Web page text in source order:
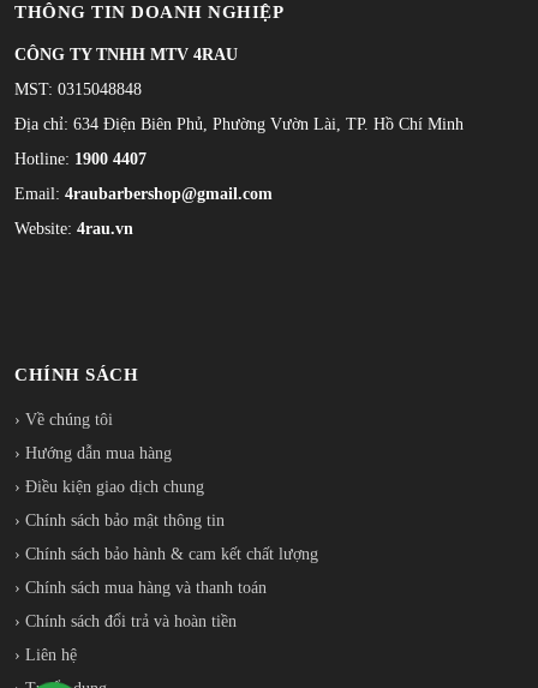
THÔNG TIN DOANH NGHIỆP
CÔNG TY TNHH MTV 4RAU
MST: 0315048848
Địa chỉ: 634 Điện Biên Phủ, Phường Vườn Lài, TP. Hồ Chí Minh
Hotline: 1900 4407
Email: 4raubarbershop@gmail.com
Website: 4rau.vn
CHÍNH SÁCH
› Về chúng tôi
› Hướng dẫn mua hàng
› Điều kiện giao dịch chung
› Chính sách bảo mật thông tin
› Chính sách bảo hành & cam kết chất lượng
› Chính sách mua hàng và thanh toán
› Chính sách đổi trả và hoàn tiền
› Liên hệ